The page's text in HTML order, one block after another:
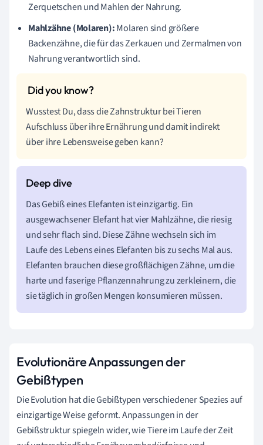
Zerquetschen und Mahlen der Nahrung.
Mahlzähne (Molaren):Molaren sind größere
Backenzähne, die für das Zerkauen und Zermalmen von
Nahrung verantwortlich sind.
Wusstest Du, dass die Zahnstruktur bei Tieren
Aufschluss über ihre Ernährung und damit indirekt
über ihre Lebensweise geben kann?
Das Gebiß eines Elefanten ist einzigartig. Ein
ausgewachsener Elefant hat vier Mahlzähne, die riesig
und sehr flach sind. Diese Zähne wechseln sich im
Laufe des Lebens eines Elefanten bis zu sechs Mal aus.
Elefanten brauchen diese großflächigen Zähne, um die
harte und faserige Pflanzennahrung zu zerkleinern, die
sie täglich in großen Mengen konsumieren müssen.
Evolutionäre Anpassungen der
Gebißtypen
Die Evolution hat die Gebißtypen verschiedener Spezies auf
einzigartige Weise geformt. Anpassungen in der
Gebißstruktur spiegeln wider, wie Tiere im Laufe der Zeit